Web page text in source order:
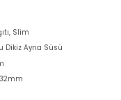
Slim
Dikiz Ayna Süsü